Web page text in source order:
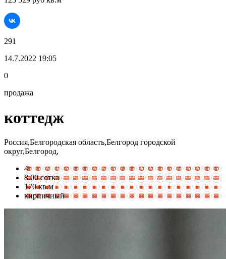
291
14.7.2022 19:05
0
продажа
коттедж
Россия,Белгородская область,Белгород городской
округ,Белгород,
4
8.00 сотка
170 кв.м
кирпичный